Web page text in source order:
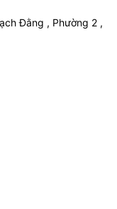
Đằng , Phường 2 ,